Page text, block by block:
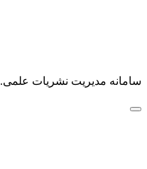
سامانه مدیریت نشریات علمی.